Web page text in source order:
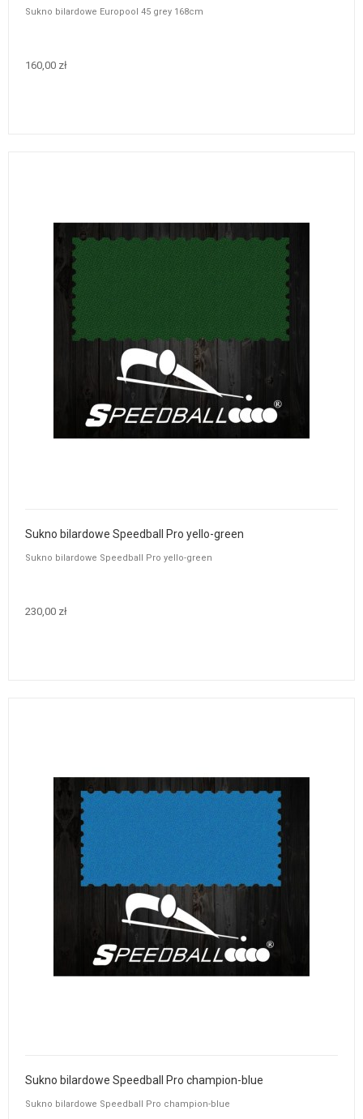
Sukno bilardowe Europool 45 grey 168cm
160,00 zł
Sukno bilardowe Speedball Pro yello-green
Sukno bilardowe Speedball Pro yello-green
230,00 zł
Sukno bilardowe Speedball Pro champion-blue
Sukno bilardowe Speedball Pro champion-blue